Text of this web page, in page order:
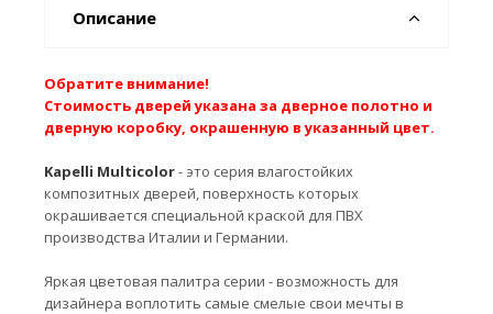
Описание
Обратите внимание!
Стоимость дверей указана за дверное полотно и
дверную коробку, окрашенную в указанный цвет.
Kapelli Multicolor- это серия влагостойких
композитных дверей, поверхность которых
окрашивается специальной краской для ПВХ
производства Италии и Германии.
Яркая цветовая палитра серии - возможность для
дизайнера воплотить самые смелые свои мечты в